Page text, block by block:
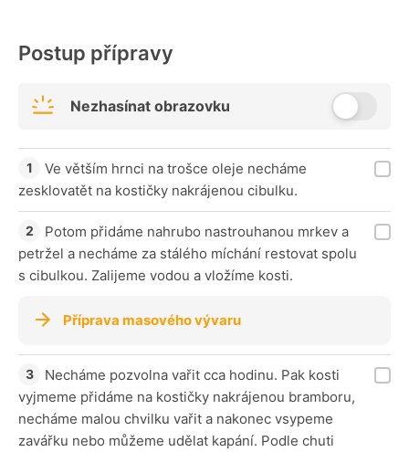
Postup přípravy
Nezhasínat obrazovku
Ve větším hrnci na trošce oleje necháme
zesklovatět na kostičky nakrájenou cibulku.
Potom přidáme nahrubo nastrouhanou mrkev a
petržel a necháme za stálého míchání restovat spolu
s cibulkou. Zalijeme vodou a vložíme kosti.
Příprava masového vývaru
Necháme pozvolna vařit cca hodinu. Pak kosti
vyjmeme přidáme na kostičky nakrájenou bramboru,
necháme malou chvilku vařit a nakonec vsypeme
zavářku nebo můžeme udělat kapání. Podle chuti